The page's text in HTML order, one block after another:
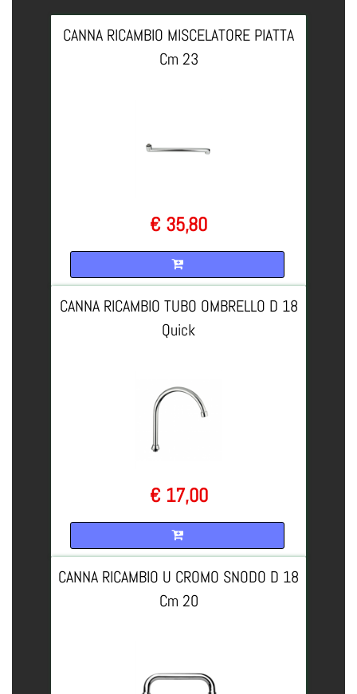
CANNA RICAMBIO MISCELATORE PIATTA
Cm 23
€ 35,80
CANNA RICAMBIO TUBO OMBRELLO D 18
Quick
€ 17,00
CANNA RICAMBIO U CROMO SNODO D 18
Cm 20